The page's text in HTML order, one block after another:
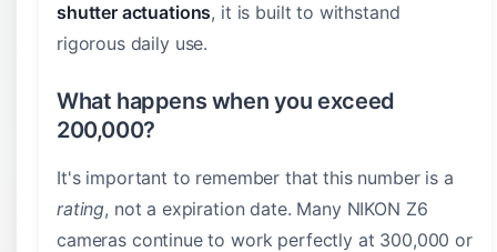
shutter actuations, it is built to withstand
rigorous daily use.
What happens when you exceed
200,000?
It's important to remember that this number is a
rating, not a expiration date. Many NIKON Z6
cameras continue to work perfectly at 300,000 or